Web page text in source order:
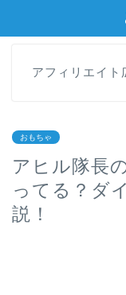
アフィリエイト
おもちゃ
アヒル隊長
ってる？ダ
説！